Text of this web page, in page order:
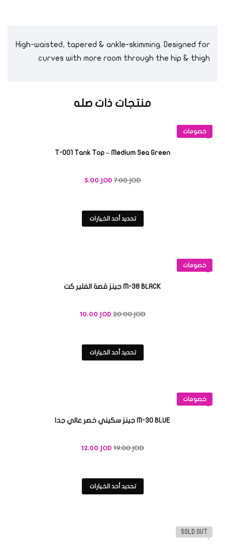
High-waisted, tapered & ankle-skimming. Designed for
curves with more room through the hip & thigh
منتجات ذات صله
خصومات
T-001 Tank Top – Medium Sea Green
7.00JOD
5.00 JOD
تحديد أحد الخيارات
خصومات
M-38 BLACK جينز قصة الفلير كت
20.00JOD
10.00 JOD
تحديد أحد الخيارات
خصومات
M-30 BLUE جينز سكيني خصر عالي جدا
19.00JOD
12.00 JOD
تحديد أحد الخيارات
SOLD OUT